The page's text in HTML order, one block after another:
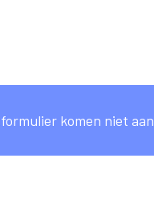
komen niet aan